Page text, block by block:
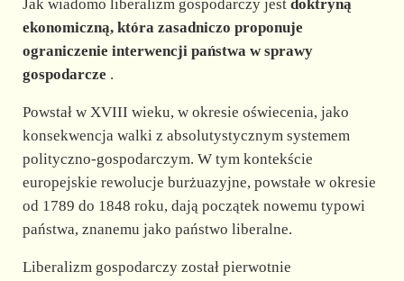
Jak wiadomo liberalizm gospodarczy jest doktryną
ekonomiczną, która zasadniczo proponuje
ograniczenie interwencji państwa w sprawy
gospodarcze .
Powstał w XVIII wieku, w okresie oświecenia, jako
konsekwencja walki z absolutystycznym systemem
polityczno-gospodarczym. W tym kontekście
europejskie rewolucje burżuazyjne, powstałe w okresie
od 1789 do 1848 roku, dają początek nowemu typowi
państwa, znanemu jako państwo liberalne.
Liberalizm gospodarczy został pierwotnie